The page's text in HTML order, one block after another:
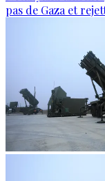
pas de Gaza et